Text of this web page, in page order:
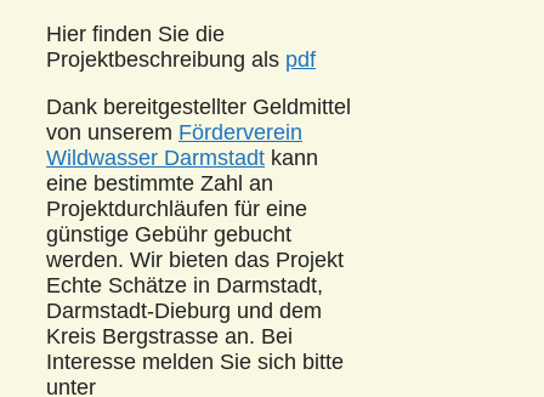
Hier finden Sie die
Projektbeschreibung als pdf
Dank bereitgestellter Geldmittel
von unserem Förderverein
Wildwasser Darmstadt kann
eine bestimmte Zahl an
Projektdurchläufen für eine
günstige Gebühr gebucht
werden. Wir bieten das Projekt
Echte Schätze in Darmstadt,
Darmstadt-Dieburg und dem
Kreis Bergstrasse an. Bei
Interesse melden Sie sich bitte
unter